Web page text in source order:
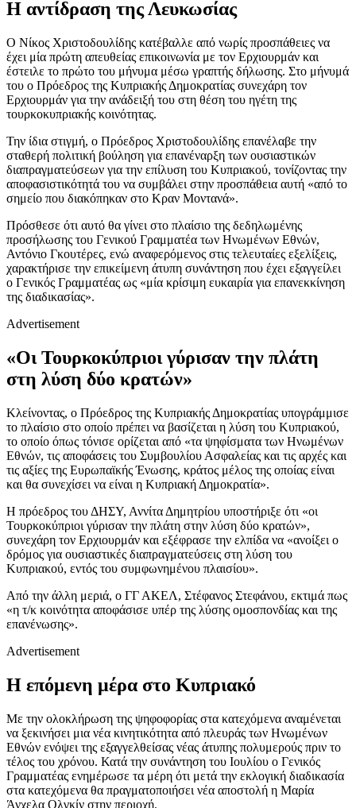
Η αντίδραση της Λευκωσίας
Ο Νίκος Χριστοδουλίδης κατέβαλλε από νωρίς προσπάθειες να
έχει μία πρώτη απευθείας επικοινωνία με τον Ερχιουρμάν και
έστειλε το πρώτο του μήνυμα μέσω γραπτής δήλωσης. Στο μήνυμά
του ο Πρόεδρος της Κυπριακής Δημοκρατίας συνεχάρη τον
Ερχιουρμάν για την ανάδειξή του στη θέση του ηγέτη της
τουρκοκυπριακής κοινότητας.
Την ίδια στιγμή, ο Πρόεδρος Χριστοδουλίδης επανέλαβε την
σταθερή πολιτική βούληση για επανέναρξη των ουσιαστικών
διαπραγματεύσεων για την επίλυση του Κυπριακού, τονίζοντας την
αποφασιστικότητά του να συμβάλει στην προσπάθεια αυτή «από το
σημείο που διακόπηκαν στο Κραν Μοντανά».
Πρόσθεσε ότι αυτό θα γίνει στο πλαίσιο της δεδηλωμένης
προσήλωσης του Γενικού Γραμματέα των Ηνωμένων Εθνών,
Αντόνιο Γκουτέρες, ενώ αναφερόμενος στις τελευταίες εξελίξεις,
χαρακτήρισε την επικείμενη άτυπη συνάντηση που έχει εξαγγείλει
ο Γενικός Γραμματέας ως «μία κρίσιμη ευκαιρία για επανεκκίνηση
της διαδικασίας».
Advertisement
«Οι Τουρκοκύπριοι γύρισαν την πλάτη
στη λύση δύο κρατών»
Κλείνοντας, ο Πρόεδρος της Κυπριακής Δημοκρατίας υπογράμμισε
το πλαίσιο στο οποίο πρέπει να βασίζεται η λύση του Κυπριακού,
το οποίο όπως τόνισε ορίζεται από «τα ψηφίσματα των Ηνωμένων
Εθνών, τις αποφάσεις του Συμβουλίου Ασφαλείας και τις αρχές και
τις αξίες της Ευρωπαϊκής Ένωσης, κράτος μέλος της οποίας είναι
και θα συνεχίσει να είναι η Κυπριακή Δημοκρατία».
Η πρόεδρος του ΔΗΣΥ, Αννίτα Δημητρίου υποστήριξε ότι «οι
Τουρκοκύπριοι γύρισαν την πλάτη στην λύση δύο κρατών»,
συνεχάρη τον Ερχιουρμάν και εξέφρασε την ελπίδα να «ανοίξει ο
δρόμος για ουσιαστικές διαπραγματεύσεις στη λύση του
Κυπριακού, εντός του συμφωνημένου πλαισίου».
Από την άλλη μεριά, ο ΓΓ ΑΚΕΛ, Στέφανος Στεφάνου, εκτιμά πως
«η τ/κ κοινότητα αποφάσισε υπέρ της λύσης ομοσπονδίας και της
επανένωσης».
Advertisement
Η επόμενη μέρα στο Κυπριακό
Με την ολοκλήρωση της ψηφοφορίας στα κατεχόμενα αναμένεται
να ξεκινήσει μια νέα κινητικότητα από πλευράς των Ηνωμένων
Εθνών ενόψει της εξαγγελθείσας νέας άτυπης πολυμερούς πριν το
τέλος του χρόνου. Κατά την συνάντηση του Ιουλίου ο Γενικός
Γραμματέας ενημέρωσε τα μέρη ότι μετά την εκλογική διαδικασία
στα κατεχόμενα θα πραγματοποιήσει νέα αποστολή η Μαρία
Άνχελα Ολγκίν στην περιοχή.